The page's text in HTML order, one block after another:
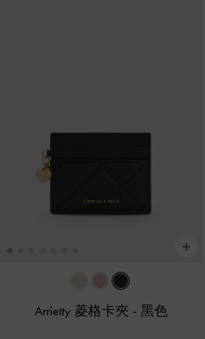
Arrietty 菱格卡夾 - 黑色